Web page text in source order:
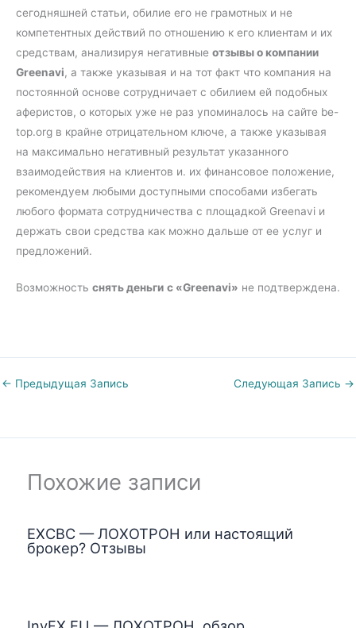
сегодняшней статьи, обилие его не грамотных и не
компетентных действий по отношению к его клиентам и их
средствам, анализируя негативные отзывы о компании
Greenavi, а также указывая и на тот факт что компания на
постоянной основе сотрудничает с обилием ей подобных
аферистов, о которых уже не раз упоминалось на сайте be-
top.org в крайне отрицательном ключе, а также указывая
на максимально негативный результат указанного
взаимодействия на клиентов и. их финансовое положение,
рекомендуем любыми доступными способами избегать
любого формата сотрудничества с площадкой Greenavi и
держать свои средства как можно дальше от ее услуг и
предложений.
Возможность снять деньги с «Greenavi» не подтверждена.
← Предыдущая Запись Следующая Запись →
Похожие записи
EXCBC — ЛОХОТРОН или настоящий
брокер? Отзывы